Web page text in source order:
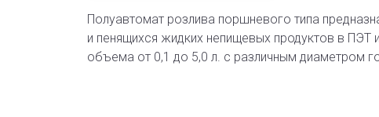
Полуавтомат розлива поршневого типа
и пенящихся жидких непищевых продуктов в
объема от 0,1 до 5,0 л. с различным диаметром